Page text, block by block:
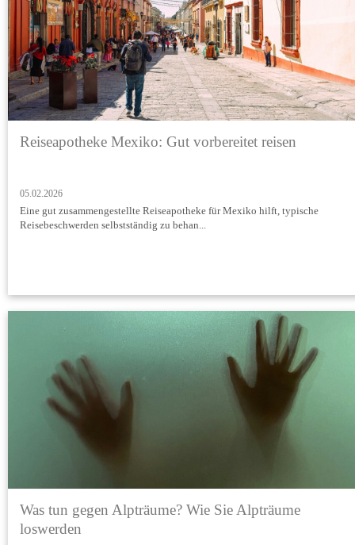
Reiseapotheke Mexiko: Gut vorbereitet reisen
05.02.2026
Eine gut zusammengestellte Reiseapotheke für Mexiko hilft, typische
Reisebeschwerden selbstständig zu behan...
Was tun gegen Alpträume? Wie Sie Alpträume
loswerden